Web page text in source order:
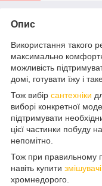
Опис
Використання такого
максимально
можливість
домі, готувати їжу і
Тож вибір сантехніки
виборі конкретної
підтримувати
цієї частинки побуду
непомітно.
Тож при правильному
навіть купити змішувачі
хромнедорого.